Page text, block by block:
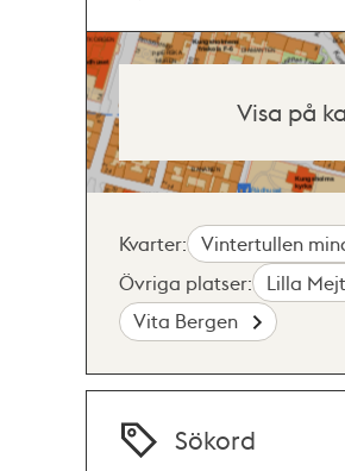
Visa på
Kvarter:
Vintertullen
Övriga platser:
Lilla
Vita Bergen
Sökord